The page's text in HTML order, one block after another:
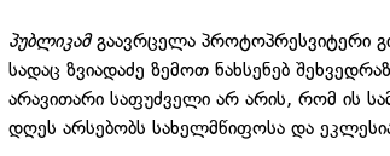
პუბლიკამგაავრცელა პროტოპრესვიტერი
სადაც ზვიადაძე ზემოთ ნახსენებ
არავითარი საფუძველი არ არის, რომ ის
დღეს არსებობს სახელმწიფოსა და